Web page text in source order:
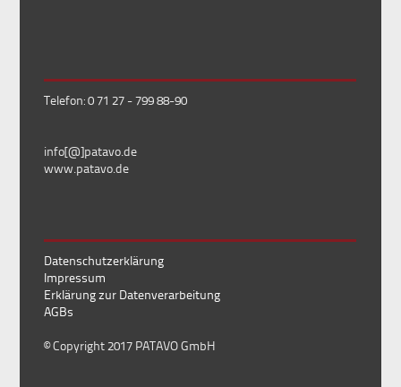
Telefon: 0 71 27 - 799 88-90
info[@]patavo.de
www.patavo.de
Datenschutzerklärung
Impressum
Erklärung zur Datenverarbeitung
AGBs
© Copyright 2017 PATAVO GmbH